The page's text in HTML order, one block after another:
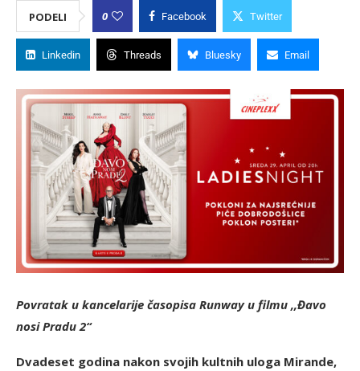
PODELI 0 Facebook Twitter
Linkedin Threads Bluesky Email
Povratak u kancelarije časopisa Runway u filmu ,,Đavo
nosi Pradu 2“
Dvadeset godina nakon svojih kultnih uloga Mirande,